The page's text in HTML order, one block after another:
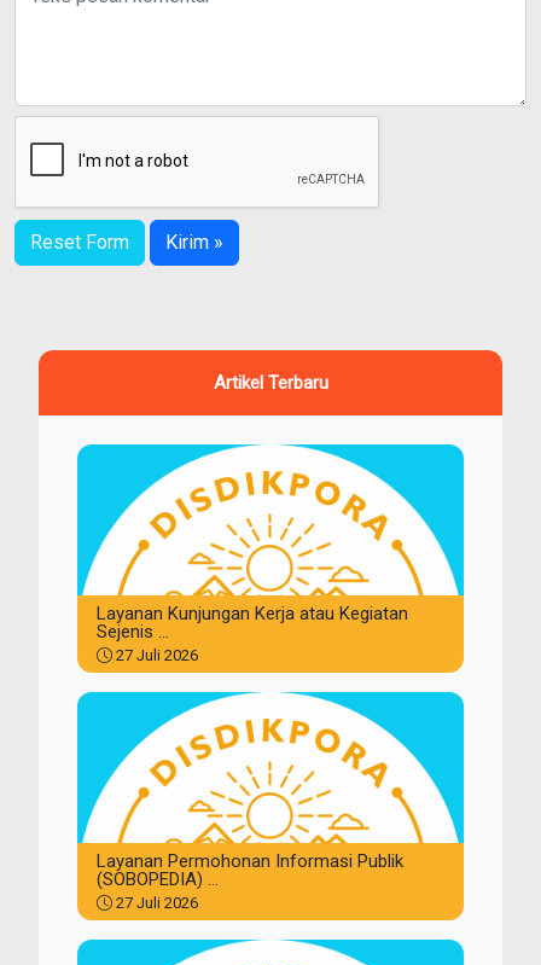
Reset Form Kirim »
Artikel Terbaru
Layanan Kunjungan Kerja atau Kegiatan
Sejenis ...
27 Juli 2026
Layanan Permohonan Informasi Publik
(SOBOPEDIA) ...
27 Juli 2026